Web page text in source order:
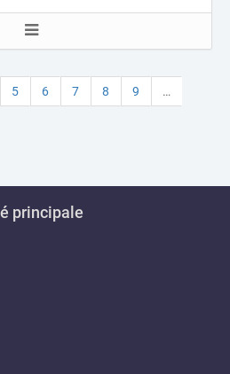
5 6 7 8 9 …
principale